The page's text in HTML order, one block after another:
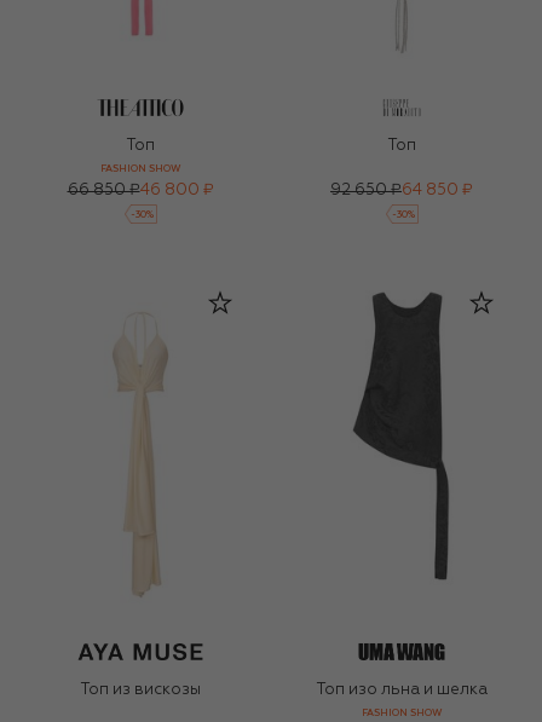
Топ
FASHION SHOW
66 850 ₽46 800 ₽
-30%
Топ
92 650 ₽64 850 ₽
-30%
Топ из вискозы Топ изо льна и шелка
FASHION SHOW